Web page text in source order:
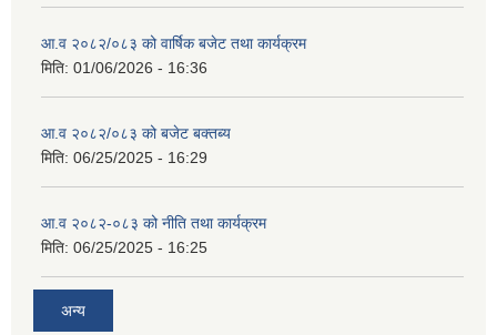
आ.व २०८२/०८३ को वार्षिक बजेट तथा कार्यक्रम
मिति: 01/06/2026 - 16:36
आ.व २०८२/०८३ को बजेट बक्तब्य
मिति: 06/25/2025 - 16:29
आ.व २०८२-०८३ को नीति तथा कार्यक्रम
मिति: 06/25/2025 - 16:25
अन्य